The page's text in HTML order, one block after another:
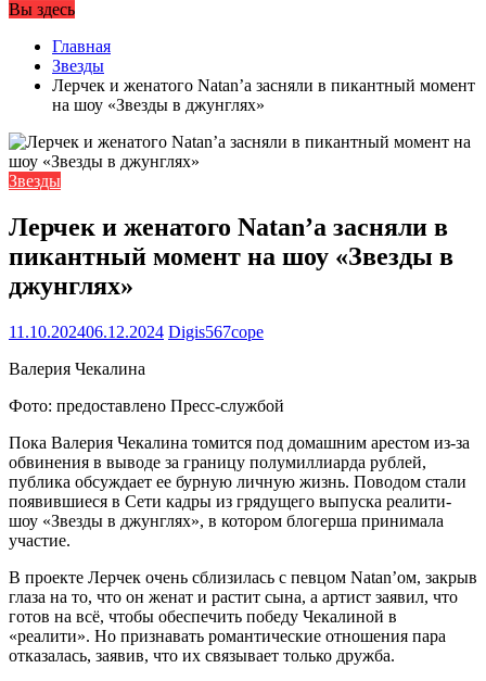
Вы здесь
Главная
Звезды
Лерчек и женатого Natan’а засняли в пикантный момент
на шоу «Звезды в джунглях»
Звезды
Лерчек и женатого Natan’а засняли в
пикантный момент на шоу «Звезды в
джунглях»
11.10.202406.12.2024 Digis567cope
Валерия Чекалина
Фото: предоставлено Пресс-службой
Пока Валерия Чекалина томится под домашним арестом из-за
обвинения в выводе за границу полумиллиарда рублей,
публика обсуждает ее бурную личную жизнь. Поводом стали
появившиеся в Сети кадры из грядущего выпуска реалити-
шоу «Звезды в джунглях», в котором блогерша принимала
участие.
В проекте Лерчек очень сблизилась с певцом Natan’ом, закрыв
глаза на то, что он женат и растит сына, а артист заявил, что
готов на всё, чтобы обеспечить победу Чекалиной в
«реалити». Но признавать романтические отношения пара
отказалась, заявив, что их связывает только дружба.